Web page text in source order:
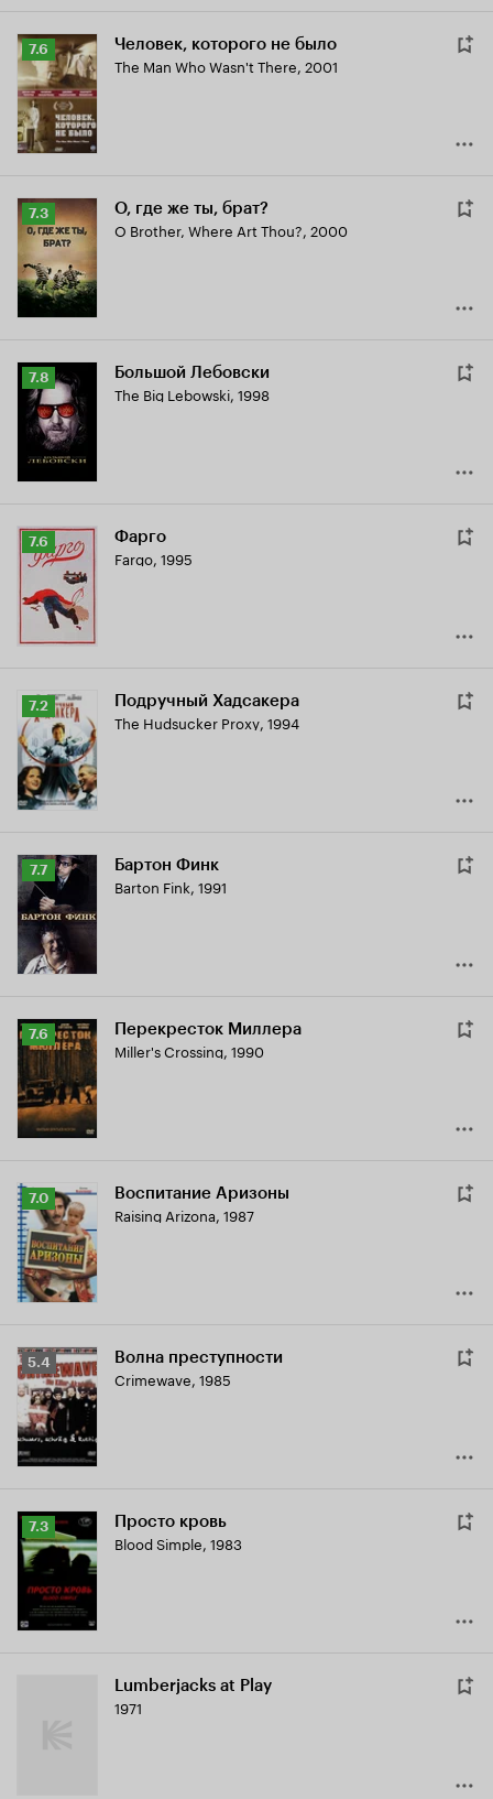
Рейтинг
Кинопоиска
7.6
7.6 Человек, которого не было
The Man Who Wasn't There, 2001
Рейтинг
Кинопоиска
7.3
7.3 О, где же ты, брат?
O Brother, Where Art Thou?, 2000
Рейтинг
Кинопоиска
7.8
7.8 Большой Лебовски
The Big Lebowski, 1998
Рейтинг
Кинопоиска
7.6
7.6 Фарго
Fargo, 1995
Рейтинг
Кинопоиска
7.2
7.2 Подручный Хадсакера
The Hudsucker Proxy, 1994
Рейтинг
Кинопоиска
7.7
7.7 Бартон Финк
Barton Fink, 1991
Рейтинг
Кинопоиска
7.6
7.6 Перекресток Миллера
Miller's Crossing, 1990
Рейтинг
Кинопоиска
7.0
7.0 Воспитание Аризоны
Raising Arizona, 1987
Рейтинг
Кинопоиска
5.4
5.4 Волна преступности
Crimewave, 1985
Рейтинг
Кинопоиска
7.3
7.3 Просто кровь
Blood Simple, 1983
Lumberjacks at Play
1971